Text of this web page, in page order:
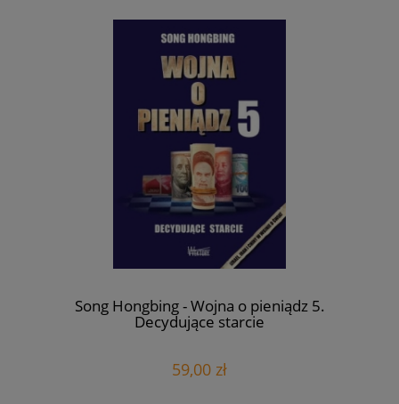
Song Hongbing - Wojna o pieniądz 5.
Decydujące starcie
59,00 zł